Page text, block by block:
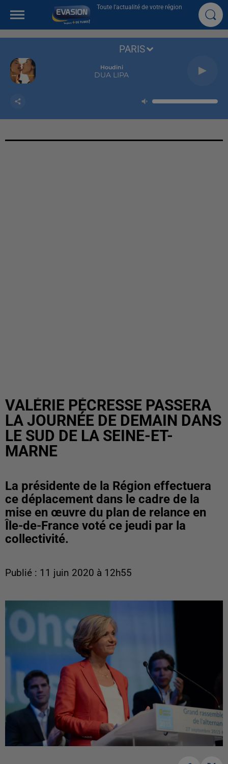
Toute l'actualité de votre région
Houdini
DUA LIPA
PARIS
VALÉRIE PÉCRESSE PASSERA
LA JOURNÉE DE DEMAIN DANS
LE SUD DE LA SEINE-ET-
MARNE
La présidente de la Région effectuera
ce déplacement dans le cadre de la
mise en œuvre du plan de relance en
Île-de-France voté ce jeudi par la
collectivité.
Publié : 11 juin 2020 à 12h55